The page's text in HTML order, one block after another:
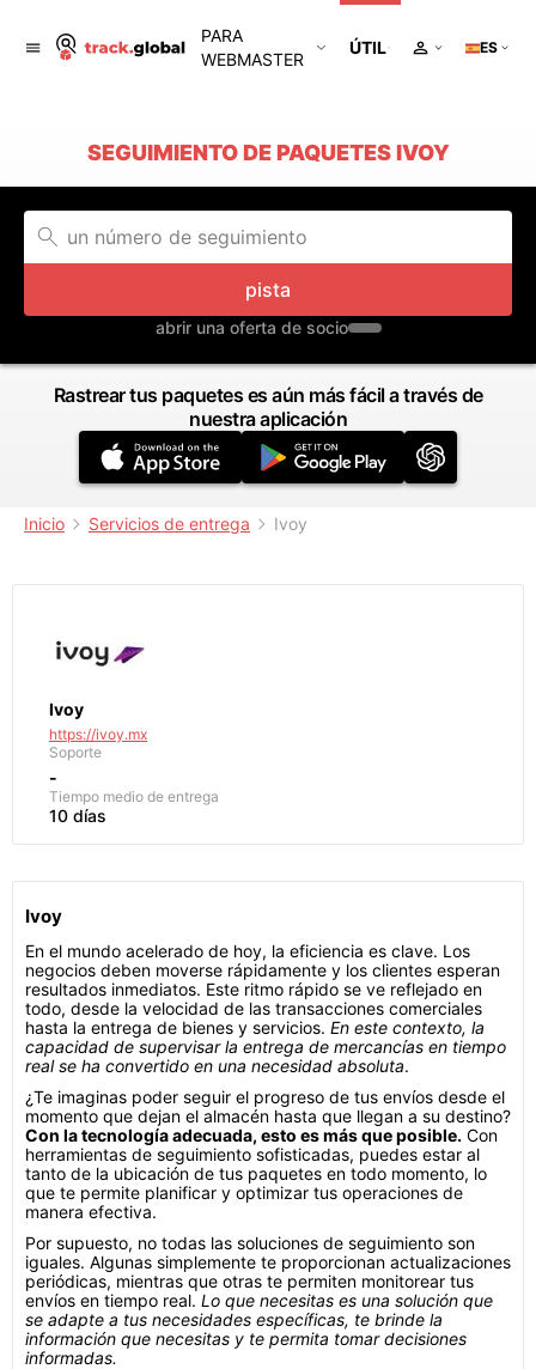
PARA
WEBMASTER
ÚTIL ES
SEGUIMIENTO DE PAQUETES IVOY
pista
abrir una oferta de socio
Rastrear tus paquetes es aún más fácil a través de
nuestra aplicación
Inicio Servicios de entrega Ivoy
Ivoy
https://ivoy.mx
Soporte
-
Tiempo medio de entrega
10 días
Ivoy
En el mundo acelerado de hoy, la eficiencia es clave. Los
negocios deben moverse rápidamente y los clientes esperan
resultados inmediatos. Este ritmo rápido se ve reflejado en
todo, desde la velocidad de las transacciones comerciales
hasta la entrega de bienes y servicios. En este contexto, la
capacidad de supervisar la entrega de mercancías en tiempo
real se ha convertido en una necesidad absoluta.
¿Te imaginas poder seguir el progreso de tus envíos desde el
momento que dejan el almacén hasta que llegan a su destino?
Con la tecnología adecuada, esto es más que posible. Con
herramientas de seguimiento sofisticadas, puedes estar al
tanto de la ubicación de tus paquetes en todo momento, lo
que te permite planificar y optimizar tus operaciones de
manera efectiva.
Por supuesto, no todas las soluciones de seguimiento son
iguales. Algunas simplemente te proporcionan actualizaciones
periódicas, mientras que otras te permiten monitorear tus
envíos en tiempo real. Lo que necesitas es una solución que
se adapte a tus necesidades específicas, te brinde la
información que necesitas y te permita tomar decisiones
informadas.